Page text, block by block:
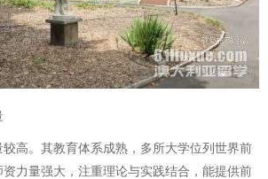
高。其教育体系成熟，多所大学位列世界前
力量强大，注重理论与实践结合，能提供前